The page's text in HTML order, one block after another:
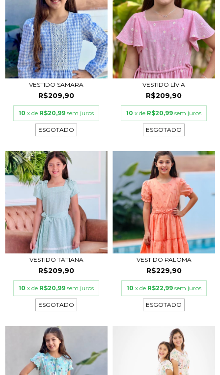
VESTIDO SAMARA
R$209,90
10 x de R$20,99 sem juros
ESGOTADO
VESTIDO LÍVIA
R$209,90
10 x de R$20,99 sem juros
ESGOTADO
VESTIDO TATIANA
R$209,90
10 x de R$20,99 sem juros
ESGOTADO
VESTIDO PALOMA
R$229,90
10 x de R$22,99 sem juros
ESGOTADO